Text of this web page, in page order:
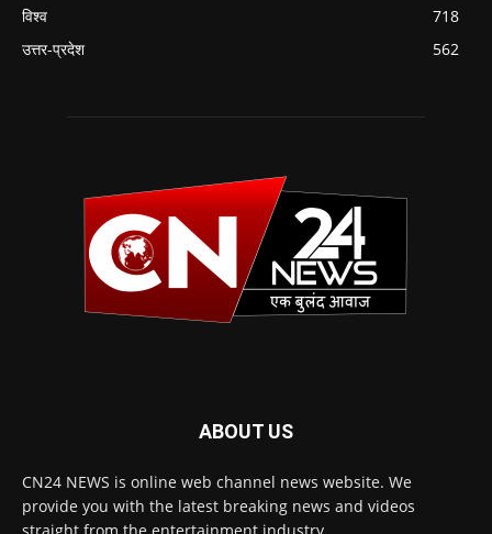
विश्व
718
उत्तर-प्रदेश
562
ABOUT US
CN24 NEWS is online web channel news website. We
provide you with the latest breaking news and videos